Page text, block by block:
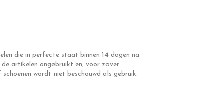
die in perfecte staat binnen 14 dagen na
artikelen ongebruikt en, voor zover
wordt niet beschouwd als gebruik.